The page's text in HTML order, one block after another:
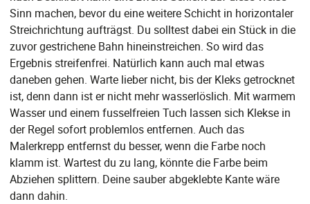
Sinn machen, bevor du eine weitere Schicht in horizontaler
Streichrichtung aufträgst. Du solltest dabei ein Stück in die
zuvor gestrichene Bahn hineinstreichen. So wird das
Ergebnis streifenfrei. Natürlich kann auch mal etwas
daneben gehen. Warte lieber nicht, bis der Kleks getrocknet
ist, denn dann ist er nicht mehr wasserlöslich. Mit warmem
Wasser und einem fusselfreien Tuch lassen sich Klekse in
der Regel sofort problemlos entfernen. Auch das
Malerkrepp entfernst du besser, wenn die Farbe noch
klamm ist. Wartest du zu lang, könnte die Farbe beim
Abziehen splittern. Deine sauber abgeklebte Kante wäre
dann dahin.